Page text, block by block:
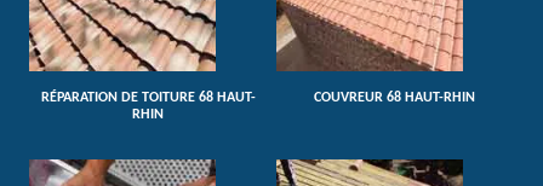
RÉPARATION DE TOITURE 68 HAUT-
RHIN
COUVREUR 68 HAUT-RHIN